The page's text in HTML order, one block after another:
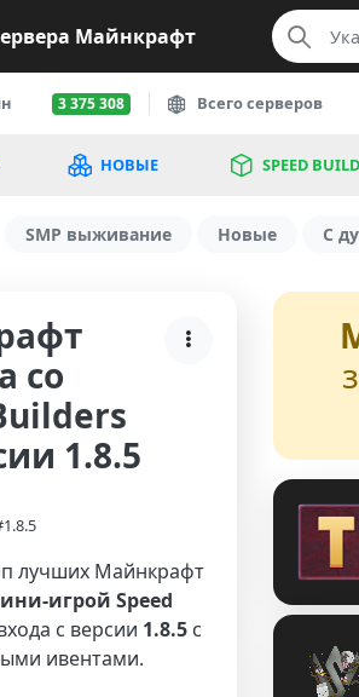
Майнкрафт
3 375 308 Всего серверов
НОВЫЕ SPEED
SMP выживание Новые С
со
1.8.5
лучших Майнкрафт
игрой Speed
с версии 1.8.5 с
ивентами.